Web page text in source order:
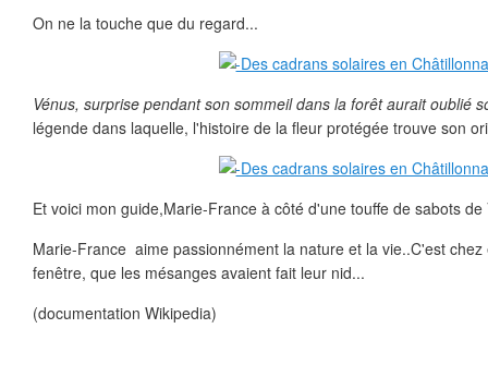
On ne la touche que du regard...
Vénus, surprise pendant son sommeil dans la forêt aurait oublié
légende dans laquelle, l'histoire de la fleur protégée trouve son
Et voici mon guide,Marie-France à côté d'une touffe de sabots de
Marie-France aime passionnément la nature et la vie..C'est
fenêtre, que les mésanges avaient fait leur nid...
(documentation Wikipedia)